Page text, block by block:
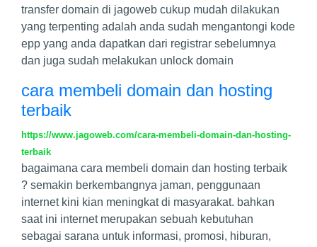
transfer domain di jagoweb cukup mudah dilakukan
yang terpenting adalah anda sudah mengantongi kode
epp yang anda dapatkan dari registrar sebelumnya
dan juga sudah melakukan unlock domain
cara membeli domain dan hosting
terbaik
https://www.jagoweb.com/cara-membeli-domain-dan-hosting-
terbaik
bagaimana cara membeli domain dan hosting terbaik
? semakin berkembangnya jaman, penggunaan
internet kini kian meningkat di masyarakat. bahkan
saat ini internet merupakan sebuah kebutuhan
sebagai sarana untuk informasi, promosi, hiburan,